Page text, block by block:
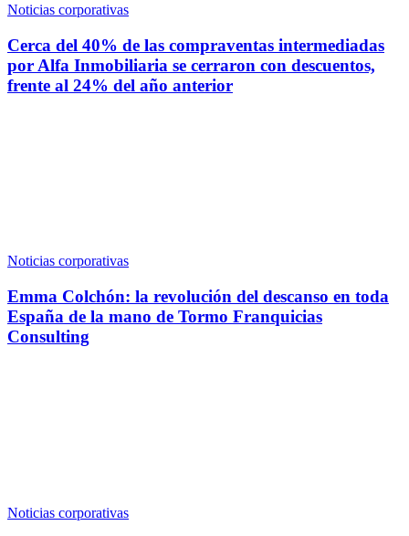
Noticias corporativas
Cerca del 40% de las compraventas intermediadas
por Alfa Inmobiliaria se cerraron con descuentos,
frente al 24% del año anterior
Noticias corporativas
Emma Colchón: la revolución del descanso en toda
España de la mano de Tormo Franquicias
Consulting
Noticias corporativas